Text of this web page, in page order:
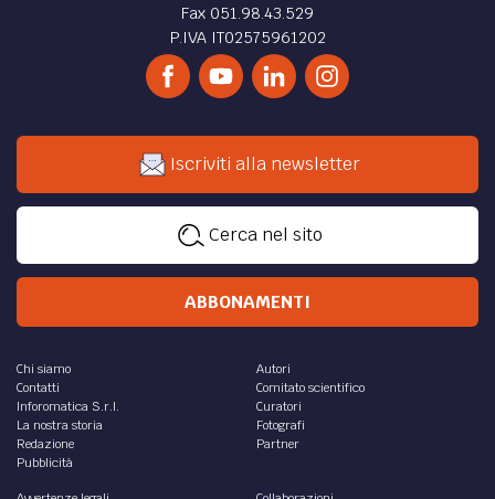
Fax 051.98.43.529
P.IVA IT02575961202
Iscriviti alla newsletter
Cerca nel sito
ABBONAMENTI
Chi siamo
Contatti
Inforomatica S.r.l.
La nostra storia
Redazione
Pubblicità
Autori
Comitato scientifico
Curatori
Fotografi
Partner